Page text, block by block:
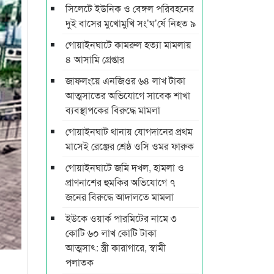
সিলেটে ইউনিক ও বেঙ্গল পরিবহনের
দুই বাসের মুখোমুখি সং’ঘ’র্ষে নিহত ৯
গোয়াইনঘাটে কামরুল হত্যা মামলায়
৪ আসামি গ্রেপ্তার
জাফলংয়ে এনজিওর ৬৪ লাখ টাকা
আত্মসাতের অভিযোগে সাবেক শাখা
ব্যবস্থাপকের বিরুদ্ধে মামলা
গোয়াইনঘাট থানায় যোগদানের প্রথম
মাসেই রেঞ্জের শ্রেষ্ঠ ওসি ওমর ফারুক
গোয়াইনঘাটে জমি দখল, হামলা ও
প্রাণনাশের হুমকির অভিযোগে ৭
জনের বিরুদ্ধে আদালতে মামলা
ইউকে ওয়ার্ক পারমিটের নামে ৩
কোটি ৬০ লাখ কোটি টাকা
আত্মসাৎ: স্ত্রী কারাগারে, স্বামী
পলাতক